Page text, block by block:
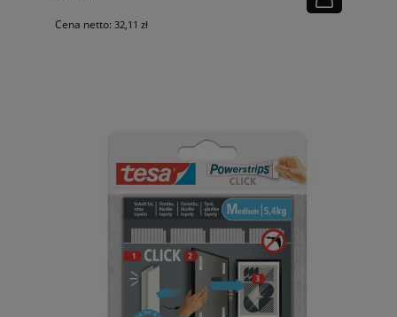
Cena netto: 32,11 zł